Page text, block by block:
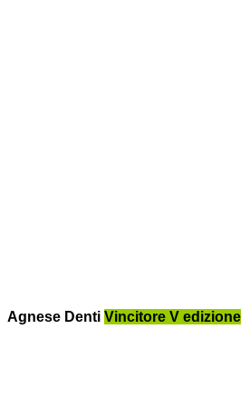
Agnese Denti Vincitore V edizione